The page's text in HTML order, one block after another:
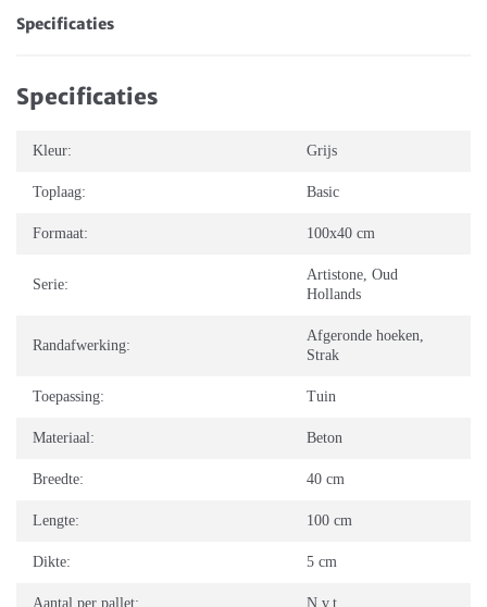
Specificaties
Specificaties
Kleur: Grijs
Toplaag: Basic
Formaat: 100x40 cm
Serie:
Artistone ,Oud
Hollands
Randafwerking:
Afgeronde hoeken
Strak
Toepassing: Tuin
Materiaal: Beton
Breedte: 40 cm
Lengte: 100 cm
Dikte: 5 cm
Aantal per pallet: N.v.t.